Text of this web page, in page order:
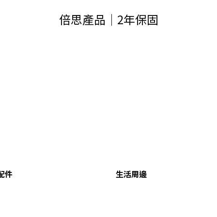
倍思產品｜2年保固
件 生活周邊